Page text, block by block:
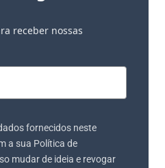
receber nossas
fornecidos neste
a sua Política de
mudar de ideia e revogar